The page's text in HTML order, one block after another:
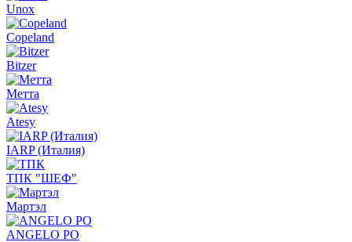
Unox
Copeland
Bitzer
Метта
Atesy
IARP (Италия)
ТПК "ШЕФ"
Мартэл
ANGELO PO